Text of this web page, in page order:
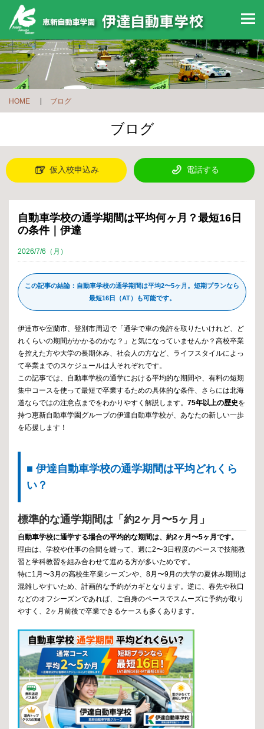
HOME ブログ
ブログ
仮入校申込み 電話する
自動車学校の通学期間は平均何ヶ月？最短16日
の条件｜伊達
2026/7/6（月）
この記事の結論：自動車学校の通学期間は平均2〜5ヶ月。短期プランなら
最短16日（AT）も可能です。
伊達市や室蘭市、登別市周辺で「通学で車の免許を取りたいけれど、ど
れくらいの期間がかかるのかな？」と気になっていませんか？高校卒業
を控えた方や大学の長期休み、社会人の方など、ライフスタイルによっ
て卒業までのスケジュールは人それぞれです。
この記事では、自動車学校の通学における平均的な期間や、有料の短期
集中コースを使って最短で卒業するための具体的な条件、さらには北海
道ならではの注意点までをわかりやすく解説します。 75年以上の歴史を
持つ恵新自動車学園グループの伊達自動車学校が、あなたの新しい一歩
を応援します！
■ 伊達自動車学校の通学期間は平均どれくら
い？
標準的な通学期間は「約2ヶ月〜5ヶ月」
自動車学校に通学する場合の平均的な期間は、約2ヶ月〜5ヶ月です。
理由は、学校や仕事の合間を縫って、週に2〜3日程度のペースで技能教
習と学科教習を組み合わせて進める方が多いためです。
特に1月〜3月の高校生卒業シーズンや、8月〜9月の大学の夏休み期間は
混雑しやすいため、計画的な予約がカギとなります。逆に、春先や秋口
などのオフシーズンであれば、ご自身のペースでスムーズに予約が取り
やすく、2ヶ月前後で卒業できるケースも多くあります。